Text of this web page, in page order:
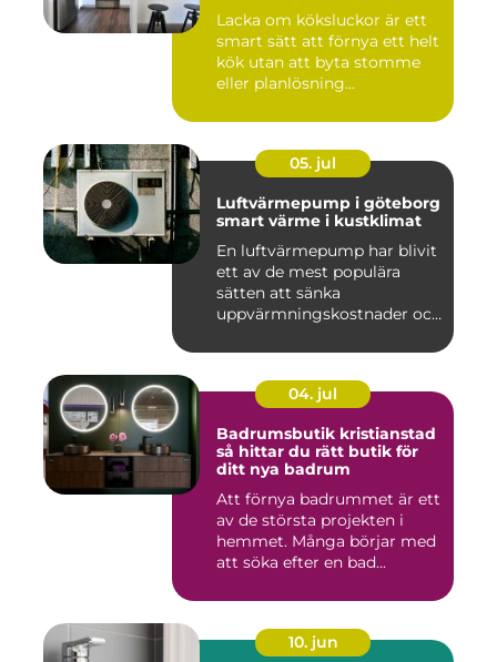
Lacka om köksluckor är ett
smart sätt att förnya ett helt
kök utan att byta stomme
eller planlösning...
05. jul
Luftvärmepump i göteborg
smart värme i kustklimat
En luftvärmepump har blivit
ett av de mest populära
sätten att sänka
uppvärmningskostnader och
04. jul
Badrumsbutik kristianstad
så hittar du rätt butik för
ditt nya badrum
Att förnya badrummet är ett
av de största projekten i
hemmet. Många börjar med
att söka efter en bad...
10. jun